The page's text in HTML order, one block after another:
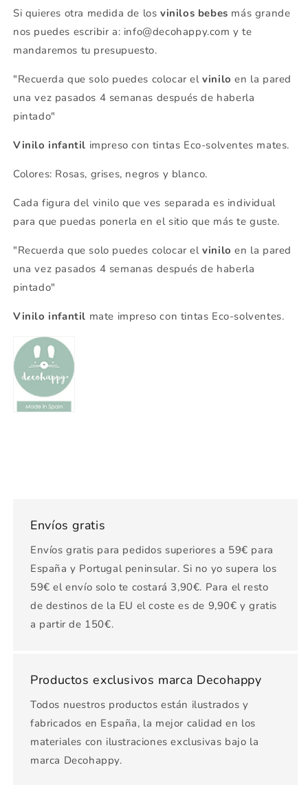
Si quieres otra medida de los vinilos bebes más grande
nos puedes escribir a: info@decohappy.com y te
mandaremos tu presupuesto.
"Recuerda que solo puedes colocar elvinilo en la pared
una vez pasados 4 semanas después de haberla
pintado"
Vinilo infantil impreso con tintas Eco-solventes mates.
Colores: Rosas, grises, negros y blanco.
Cada figura del vinilo que ves separada es individual
para que puedas ponerla en el sitio que más te guste.
"Recuerda que solo puedes colocar elvinilo en la pared
una vez pasados 4 semanas después de haberla
pintado"
Vinilo infantil mate impreso con tintas Eco-solventes.
Envíos gratis
Envíos gratis para pedidos superiores a 59€ para
España y Portugal peninsular. Si no yo supera los
59€ el envío solo te costará 3,90€. Para el resto
de destinos de la EU el coste es de 9,90€ y gratis
a partir de 150€.
Productos exclusivos marca Decohappy
Todos nuestros productos están ilustrados y
fabricados en España, la mejor calidad en los
materiales con ilustraciones exclusivas bajo la
marca Decohappy.